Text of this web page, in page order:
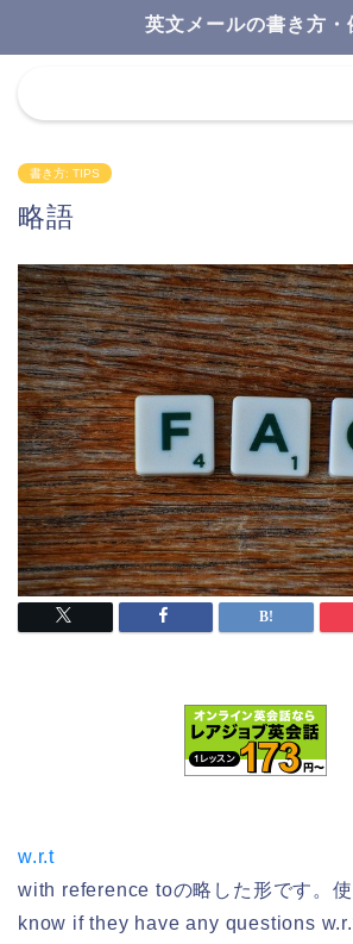
英文メールの書き方・
書き方: TIPS
略語
w.r.t
with reference toの略した形です。
know if they have any questions